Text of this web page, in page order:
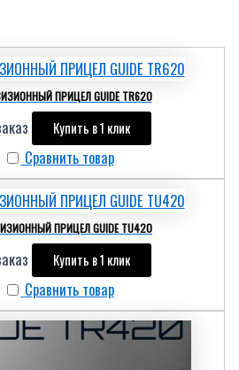
ПРИЦЕЛ GUIDE TR620
Купить в 1 клик
Сравнить товар
ПРИЦЕЛ GUIDE TU420
Купить в 1 клик
Сравнить товар